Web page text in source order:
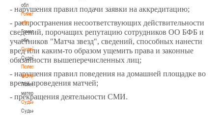
обл
Гомельская
обл
Гомельская
обл
Судейство
Судейство
Полезные
материалы
Полезные
материалы
Судьи
Судьи
- нарушения правил подачи заявки на аккредитацию;
- распространения несоответствующих действительности
сведений, порочащих репутацию сотрудников ОО БФБ и
участников "Матча звезд", сведений, способных нанести
вред или каким-то образом ущемить права и законные
обязанности вышеперечисленных лиц;
- нарушения правил поведения на домашней площадке во
время проведения матчей;
- прекращения деятельности СМИ.